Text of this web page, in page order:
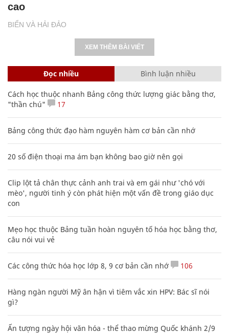
BIỂN VÀ HẢI ĐẢO
cao
XEM THÊM BÀI VIẾT
Đọc nhiều Bình luận nhiều
Cách học thuộc nhanh Bảng công thức lượng giác bằng thơ,
"thần chú"
17
Bảng công thức đạo hàm nguyên hàm cơ bản cần nhớ
20 số điện thoại ma ám bạn không bao giờ nên gọi
Clip lột tả chân thực cảnh anh trai và em gái như 'chó với
mèo', người tinh ý còn phát hiện một vấn đề trong giáo dục
con
Mẹo học thuộc Bảng tuần hoàn nguyên tố hóa học bằng thơ,
câu nói vui vẻ
Các công thức hóa học lớp 8, 9 cơ bản cần nhớ 106
Hàng ngàn người Mỹ ân hận vì tiêm vắc xin HPV: Bác sĩ nói
gì?
Ấn tượng ngày hội văn hóa - thể thao mừng Quốc khánh 2/9